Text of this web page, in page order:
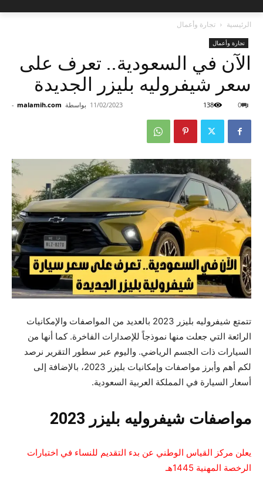
الرئيسية تجارة وأعمال
تجارة وأعمال
الآن في السعودية.. تعرف على
سعر شيفروليه بليزر الجديدة
بواسطة malamih.com
- 11/02/2023 0
138
تتمتع شيفروليه بليزر 2023 بالعديد من المواصفات والإمكانيات
الرائعة التي جعلت منها نموذجاً للإصدارات الفاخرة. كما أنها من
السيارات ذات الجسم الرياضي. واليوم عبر سطور التقرير نرصد
لكم أهم وأبرز مواصفات وإمكانيات بليزر 2023، بالإضافة إلى
أسعار السيارة في المملكة العربية السعودية.
مواصفات شيفروليه بليزر 2023
يعلن مركز القياس الوطني عن بدء التقديم للنساء في اختبارات
الرخصة المهنية 1445هـ